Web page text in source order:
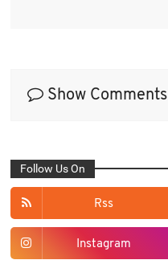
Show Comments
Follow Us On
Rss
Instagram